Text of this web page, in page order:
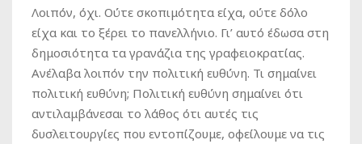
Λοιπόν, όχι. Ούτε σκοπιμότητα είχα, ούτε δόλο
είχα και το ξέρει το πανελλήνιο. Γι’ αυτό έδωσα στη
δημοσιότητα τα γρανάζια της γραφειοκρατίας.
Ανέλαβα λοιπόν την πολιτική ευθύνη. Τι σημαίνει
πολιτική ευθύνη; Πολιτική ευθύνη σημαίνει ότι
αντιλαμβάνεσαι το λάθος ότι αυτές τις
δυσλειτουργίες που εντοπίζουμε, οφείλουμε να τις